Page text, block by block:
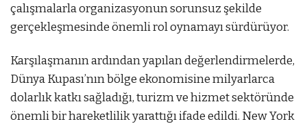
çalışmalarla organizasyonun sorunsuz şekilde
gerçekleşmesinde önemli rol oynamayı sürdürüyor.
Karşılaşmanın ardından yapılan değerlendirmelerde,
Dünya Kupası’nın bölge ekonomisine milyarlarca
dolarlık katkı sağladığı, turizm ve hizmet sektöründe
önemli bir hareketlilik yarattığı ifade edildi. New York